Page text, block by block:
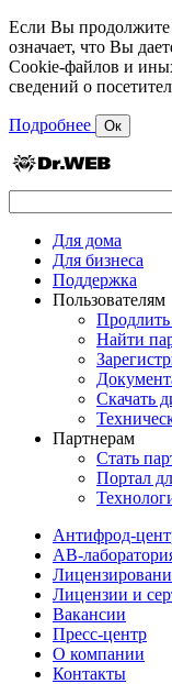
Если Вы продолжите
означает, что Вы
Cookie-файлов и
сведений о
Подробнее Ок
Для дома
Для бизнеса
Поддержка
Пользователям
Найти
Скачать
Партнерам
Стать
Портал
Антифрод-
АВ-
Лицензии и
Вакансии
Пресс-центр
О компании
Контакты